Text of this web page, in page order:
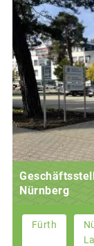
Nürnberg
Fürth